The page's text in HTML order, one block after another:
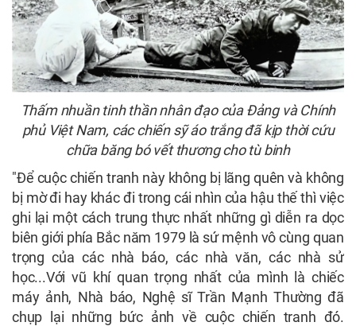
Thấm nhuần tinh thần nhân đạo của Đảng và Chính
phủ Việt Nam, các chiến sỹ áo trắng đã kịp thời cứu
chữa băng bó vết thương cho tù binh
"Để cuộc chiến tranh này không bị lãng quên và không
bị mờ đi hay khác đi trong cái nhìn của hậu thế thì việc
ghi lại một cách trung thực nhất những gì diễn ra dọc
biên giới phía Bắc năm 1979 là sứ mệnh vô cùng quan
trọng của các nhà báo, các nhà văn, các nhà sử
học...Với vũ khí quan trọng nhất của mình là chiếc
máy ảnh, Nhà báo, Nghệ sĩ Trần Mạnh Thường đã
chụp lại những bức ảnh về cuộc chiến tranh đó.